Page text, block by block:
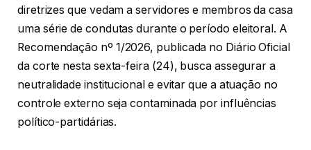
diretrizes que vedam a servidores e membros da casa
uma série de condutas durante o período eleitoral. A
Recomendação nº 1/2026, publicada no Diário Oficial
da corte nesta sexta-feira (24), busca assegurar a
neutralidade institucional e evitar que a atuação no
controle externo seja contaminada por influências
político-partidárias.